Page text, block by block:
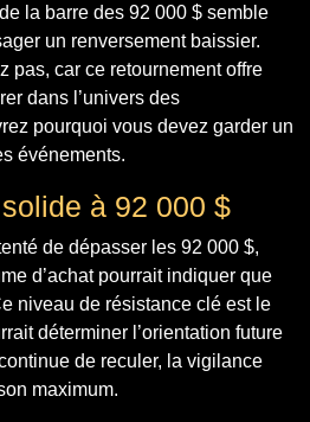
la barre des 92 000 $ semble
un renversement baissier.
pas, car ce retournement offre
dans l’univers des
pourquoi vous devez garder un
événements.
à 92 000 $
de dépasser les 92 000 $,
d’achat pourrait indiquer que
niveau de résistance clé est le
déterminer l’orientation future
de reculer, la vigilance
maximum.